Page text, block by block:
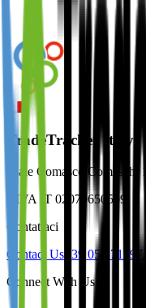
TradeTracker Italy
Viale Comasco
P.IVA IT 02079650509
Contattaci
Contact Us +39 050 712973
Connect With Us